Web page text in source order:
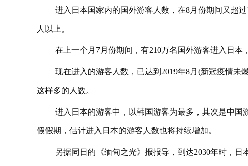
进入日本国家内的国外游客人数，在8月份期间又超
人以上。
在上一个月7月份期间，有210万名国外游客进入日本
现在进入的游客人数，已达到2019年8月(新冠疫情未
这样多的人数。
进入日本的游客中，以韩国游客为最多，其次是中国
假假期，估计进入日本的游客人数也将持续增加。
另据同日的《缅甸之光》报报导，到达2030年时，